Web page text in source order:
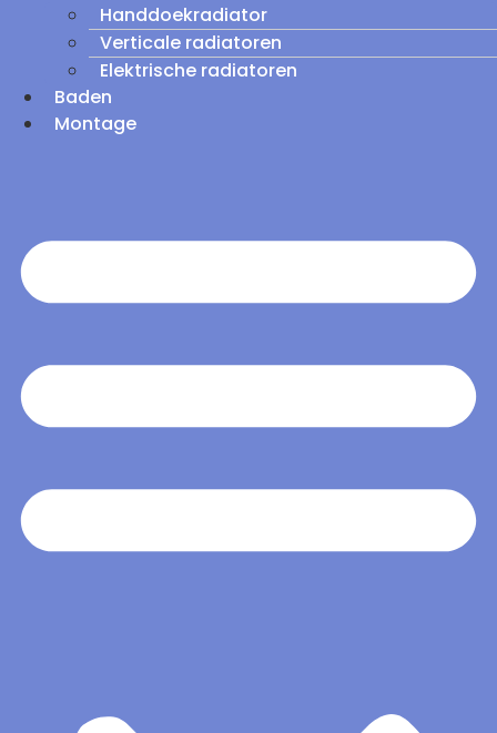
Handdoekradiator
Verticale radiatoren
Elektrische radiatoren
Baden
Montage